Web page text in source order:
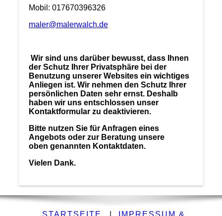
Mobil: 017670396326
maler@malerwalch.de
Wir sind uns darüber bewusst, dass Ihnen
der Schutz Ihrer Privatsphäre bei der
Benutzung unserer Websites ein wichtiges
Anliegen ist. Wir nehmen den Schutz Ihrer
persönlichen Daten sehr ernst. Deshalb
haben wir uns entschlossen unser
Kontaktformular zu deaktivieren.
Bitte nutzen Sie für Anfragen eines
Angebots oder zur Beratung unsere
oben genannten Kontaktdaten.
Vielen Dank.
STARTSEITE IMPRESSUM &